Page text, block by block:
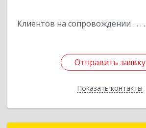
Клиентов на сопровождении
Отправить заявку
Показать контакты
Отправить заявку
Назад